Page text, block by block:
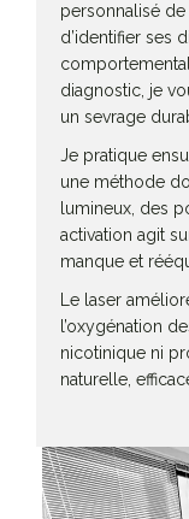
personnalisé
d’identifier ses
diagnostic, je
un sevrage
Je pratique
une méthode
lumineux, des
activation agit
manque et
Le laser
l’oxygénation
nicotinique ni
naturelle,